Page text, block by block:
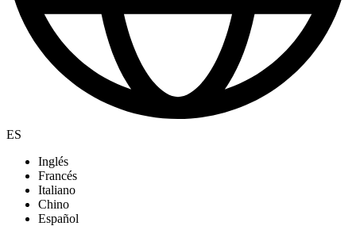
ES
Inglés
Francés
Italiano
Chino
Español